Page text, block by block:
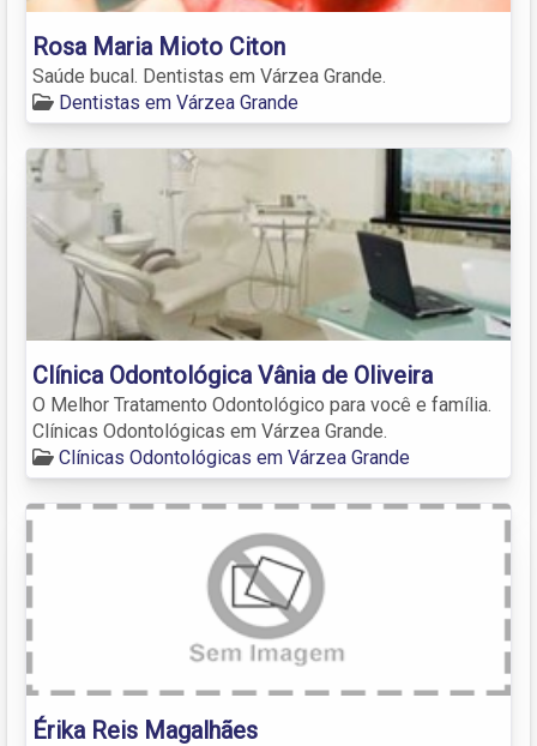
Rosa Maria Mioto Citon
Saúde bucal. Dentistas em Várzea Grande.
Dentistas em Várzea Grande
Clínica Odontológica Vânia de Oliveira
O Melhor Tratamento Odontológico para você e família.
Clínicas Odontológicas em Várzea Grande.
Clínicas Odontológicas em Várzea Grande
Érika Reis Magalhães